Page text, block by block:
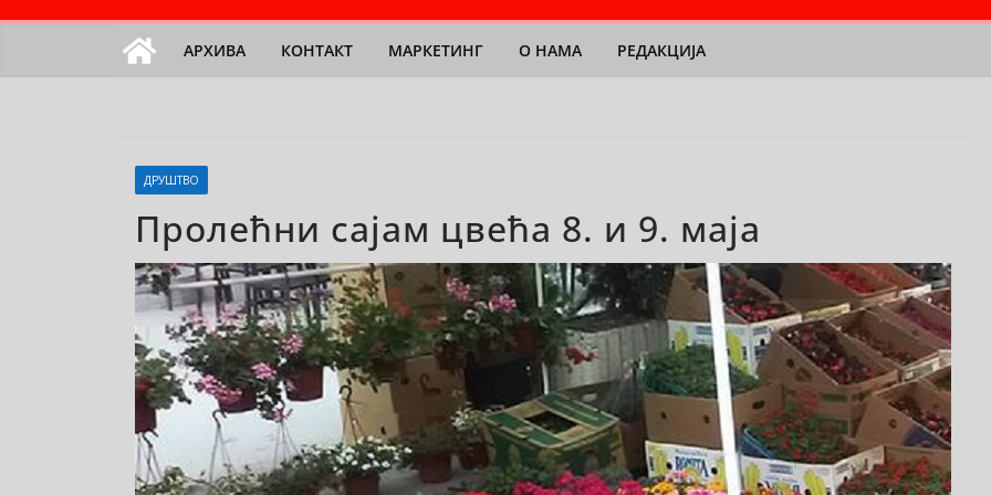
АРХИВА КОНТАКТ МАРКЕТИНГ О НАМА РЕДАКЦИЈА
ДРУШТВО
Пролећни сајам цвећа 8. и 9. маја